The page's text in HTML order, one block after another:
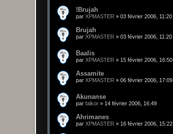
!Brujah
par XPMASTER » 03 février 2006, 11:20
Brujah
par XPMASTER » 03 février 2006, 11:20
Baalis
par XPMASTER » 15 février 2006, 16:50
Assamite
par XPMASTER » 06 février 2006, 17:09
Akunanse
par falkor » 14 février 2006, 16:49
Ahrimanes
par XPMASTER » 16 février 2006, 15:22